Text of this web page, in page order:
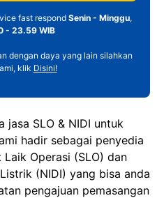
fast respond Senin - Minggu,
- 23.59 WIB
dengan daya yang lain silahkan
klik Disini!
jasa SLO & NIDI untuk
hadir sebagai penyedia
Operasi (SLO) dan
(NIDI) yang bisa anda
pengajuan pemasangan